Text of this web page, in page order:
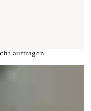
auftragen ...